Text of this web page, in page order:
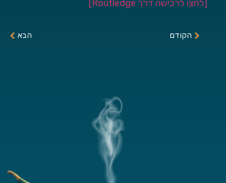
[לחצו לרכישה דרך Routledge]
הקודם